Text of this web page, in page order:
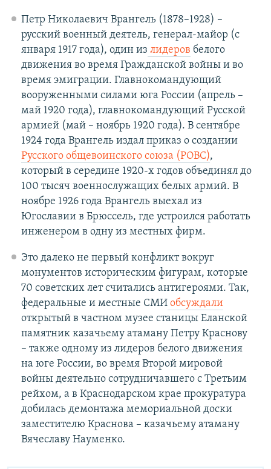
Петр Николаевич Врангель (1878–1928) –
русский военный деятель, генерал-майор (с
января 1917 года), один из лидеров белого
движения во время Гражданской войны и во
время эмиграции. Главнокомандующий
вооруженными силами юга России (апрель –
май 1920 года), главнокомандующий Русской
армией (май – ноябрь 1920 года). В сентябре
1924 года Врангель издал приказ о создании
Русского общевоинского союза (РОВС),
который в середине 1920-х годов объединял до
100 тысяч военнослужащих белых армий. В
ноябре 1926 года Врангель выехал из
Югославии в Брюссель, где устроился работать
инженером в одну из местных фирм.
Это далеко не первый конфликт вокруг
монументов историческим фигурам, которые
70 советских лет считались антигероями. Так,
федеральные и местные СМИобсуждали
открытый в частном музее станицы Еланской
памятник казачьему атаману Петру Краснову
– также одному из лидеров белого движения
на юге России, во время Второй мировой
войны деятельно сотрудничавшего с Третьим
рейхом, а в Краснодарском крае прокуратура
добилась демонтажа мемориальной доски
заместителю Краснова – казачьему атаману
Вячеславу Науменко.